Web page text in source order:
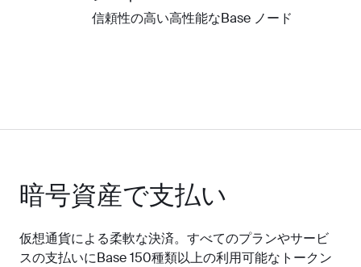
信頼性の高い高性能なBase ノード
暗号資産で支払い
仮想通貨による柔軟な決済。すべてのプランやサービ
スの支払いにBase 150種類以上の利用可能なトークン